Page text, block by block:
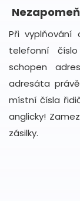
Při
telefonní
schopen
adresáta
místní čísla
anglicky!
zásilky.